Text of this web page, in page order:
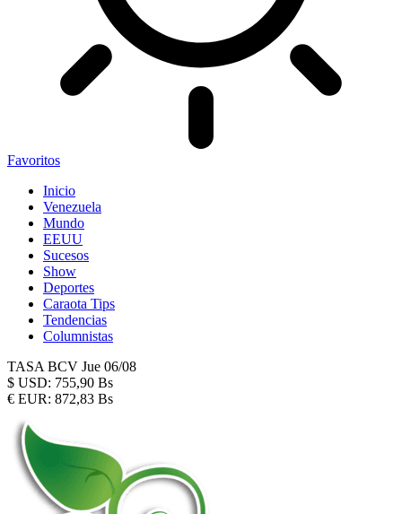
Favoritos
Inicio
Venezuela
Mundo
EEUU
Sucesos
Show
Deportes
Caraota Tips
Tendencias
Columnistas
TASA BCV Jue 06/08
$ USD: 755,90 Bs
€ EUR: 872,83 Bs